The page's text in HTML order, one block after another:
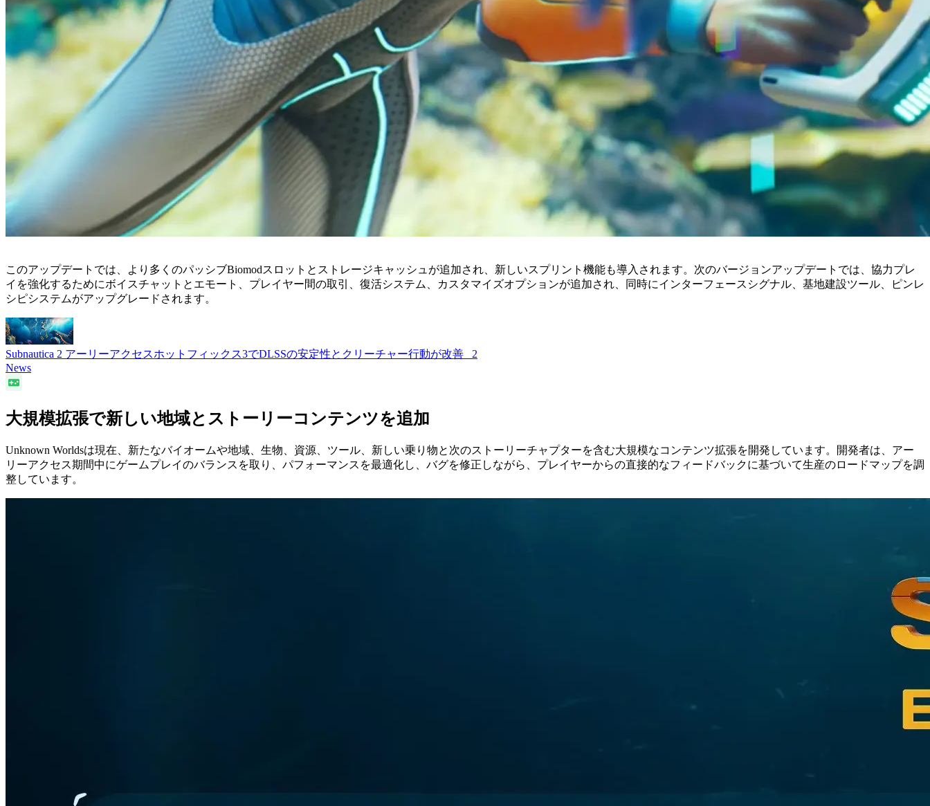
このアップデートでは、より多くのパッシブBiomodスロットとストレージキャッシュが追加され、新しいスプリント機能も導入されます。次のバージョンアップデートでは、協力プレ
イを強化するためにボイスチャットとエモート、プレイヤー間の取引、復活システム、カスタマイズオプションが追加され、同時にインターフェースシグナル、基地建設ツール、ピンレ
シピシステムがアップグレードされます。
Subnautica 2 アーリーアクセスホットフィックス3でDLSSの安定性とクリーチャー行動が改善 2
News
大規模拡張で新しい地域とストーリーコンテンツを追加
Unknown Worldsは現在、新たなバイオームや地域、生物、資源、ツール、新しい乗り物と次のストーリーチャプターを含む大規模なコンテンツ拡張を開発しています。開発者は、アー
リーアクセス期間中にゲームプレイのバランスを取り、パフォーマンスを最適化し、バグを修正しながら、プレイヤーからの直接的なフィードバックに基づいて生産のロードマップを調
整しています。